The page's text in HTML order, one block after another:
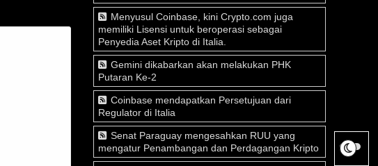
Menyusul Coinbase, kini Crypto.com juga
memiliki Lisensi untuk beroperasi sebagai
Penyedia Aset Kripto di Italia.
Gemini dikabarkan akan melakukan PHK
Putaran Ke-2
Coinbase mendapatkan Persetujuan dari
Regulator di Italia
Senat Paraguay mengesahkan RUU yang
mengatur Penambangan dan Perdagangan Kripto